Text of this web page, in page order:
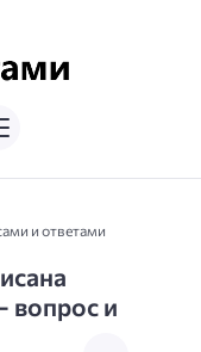
и ответами
вопрос и